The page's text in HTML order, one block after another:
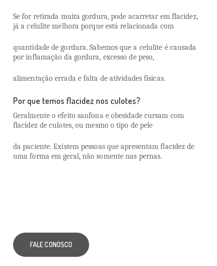
Se for retirada muita gordura, pode acarretar em flacidez,
já a celulite melhora porque está relacionada com
quantidade de gordura. Sabemos que a celulite é causada
por inflamação da gordura, excesso de peso,
alimentação errada e falta de atividades físicas.
Por que temos flacidez nos culotes?
Geralmente o efeito sanfona e obesidade cursam com
flacidez de culotes, ou mesmo o tipo de pele
da paciente. Existem pessoas que apresentam flacidez de
uma forma em geral, não somente nas pernas.
FALE CONOSCO